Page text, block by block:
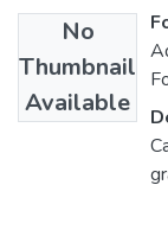
No
Thumbnail
Available